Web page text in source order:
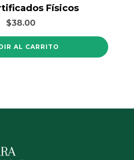
Físicos
$38.00
AL CARRITO